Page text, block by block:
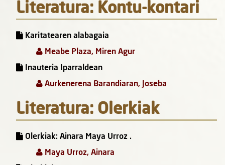
Literatura: Kontu-kontari
Karitatearen alabagaia
Meabe Plaza, Miren Agur
Inauteria Iparraldean
Aurkenerena Barandiaran, Joseba
Literatura: Olerkiak
Olerkiak: Ainara Maya Urroz .
Maya Urroz, Ainara